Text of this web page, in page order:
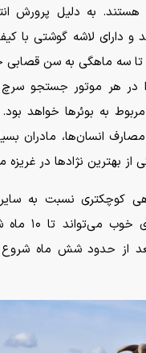
به دلیل پرورش
دارای لاشه گوشتی با
سه ماهگی به سن قصابی
به بوئر‌ها خواهد بود.
انسان‌ها، مادران
بهترین نژاد‌ها در غریزه
کوچکتری نسبت به
دارند. یک بز
بعد از حدود شش ماه